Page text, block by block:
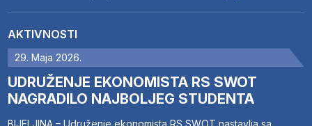
AKTIVNOSTI
29. Maja 2026.
UDRUŽENJE EKONOMISTA RS SWOT
NAGRADILO NAJBOLJEG STUDENTA